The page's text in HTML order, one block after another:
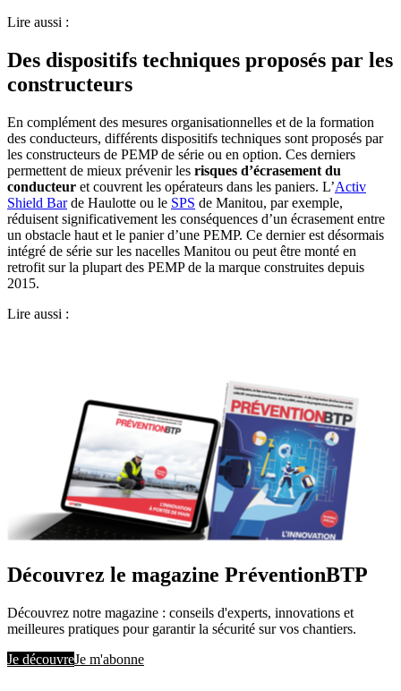
Lire aussi :
Des dispositifs techniques proposés par les
constructeurs
En complément des mesures organisationnelles et de la formation
des conducteurs, différents dispositifs techniques sont proposés par
les constructeurs de PEMP de série ou en option. Ces derniers
permettent de mieux prévenir les risques d’écrasement du
conducteur et couvrent les opérateurs dans les paniers. L’Activ
Shield Barde Haulotte ou le SPS de Manitou, par exemple,
réduisent significativement les conséquences d’un écrasement entre
un obstacle haut et le panier d’une PEMP. Ce dernier est désormais
intégré de série sur les nacelles Manitou ou peut être monté en
retrofit sur la plupart des PEMP de la marque construites depuis
2015.
Lire aussi :
Découvrez le magazine PréventionBTP
Découvrez notre magazine : conseils d'experts, innovations et
meilleures pratiques pour garantir la sécurité sur vos chantiers.
Je découvreJe m'abonne